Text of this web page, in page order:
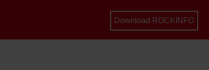
Download ROCKINFO